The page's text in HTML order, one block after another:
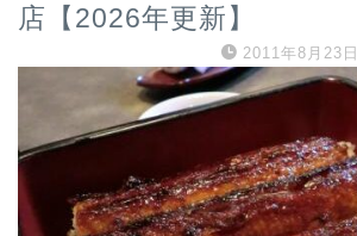
店【2026年更新】
2011年8月23日